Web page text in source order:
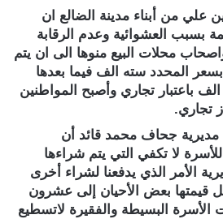
علي من أبناء مدينة الضالع ان
بسبب العشوائية وعدم الرقابة
محلات البيع منوها الى ان يتم
المحدد سته الف فيما بعدها
15عشر الف باعتبار تجاري وأصبح المواطنين
تجاري.
مديرية جحاف محمد قائد أن
لا تكفي التي يتم شراءها
الأمر الذي يدفعنا لشراء أخرى
قيمتها بعض الأحيان إلى عشرون
الأسرة البسيطة والفقيرة لاتسطيع